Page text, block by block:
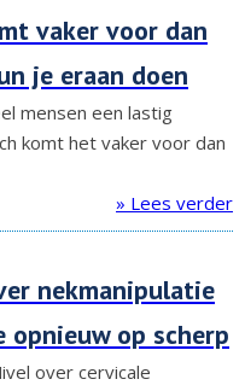
vaker voor dan
je eraan doen
mensen een lastig
komt het vaker voor dan
» Lees verder
nekmanipulatie
op scherp
over cervicale